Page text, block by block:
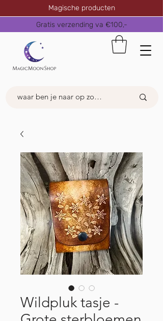
Magische producten
Gratis verzending va €100,-
Wildpluk tasje -